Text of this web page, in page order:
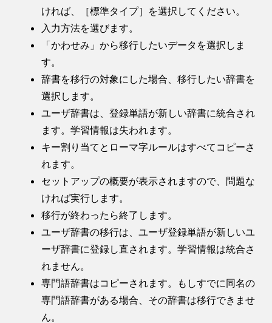
ければ、［標準タイプ］を選択してください。
入力方法を選びます。
「かわせみ」から移行したいデータを選択しま
す。
辞書を移行の対象にした場合、移行したい辞書を
選択します。
ユーザ辞書は、登録単語が新しい辞書に統合され
ます。学習情報は失われます。
キー割り当てとローマ字ルールはすべてコピーさ
れます。
セットアップの概要が表示されますので、問題な
ければ実行します。
移行が終わったら終了します。
ユーザ辞書の移行は、ユーザ登録単語が新しいユ
ーザ辞書に登録し直されます。学習情報は統合さ
れません。
専門語辞書はコピーされます。もしすでに同名の
専門語辞書がある場合、その辞書は移行できませ
ん。